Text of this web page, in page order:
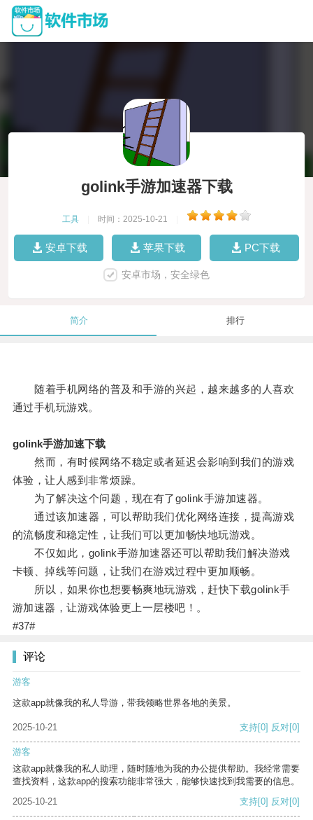
golink手游加速器下载
工具 时间：2025-10-21
安卓下载 苹果下载 PC下载
安卓市场，安全绿色
简介 排行
随着手机网络的普及和手游的兴起，越来越多的人喜欢
通过手机玩游戏。
golink手游加速下载
然而，有时候网络不稳定或者延迟会影响到我们的游戏
体验，让人感到非常烦躁。
为了解决这个问题，现在有了golink手游加速器。
通过该加速器，可以帮助我们优化网络连接，提高游戏
的流畅度和稳定性，让我们可以更加畅快地玩游戏。
不仅如此，golink手游加速器还可以帮助我们解决游戏
卡顿、掉线等问题，让我们在游戏过程中更加顺畅。
所以，如果你也想要畅爽地玩游戏，赶快下载golink手
游加速器，让游戏体验更上一层楼吧！。
#37#
评论
游客
这款app就像我的私人导游，带我领略世界各地的美景。
2025-10-21 支持[0] 反对[0]
游客
这款app就像我的私人助理，随时随地为我的办公提供帮助。我经常需要
查找资料，这款app的搜索功能非常强大，能够快速找到我需要的信息。
2025-10-21
支持[0] 反对[0]